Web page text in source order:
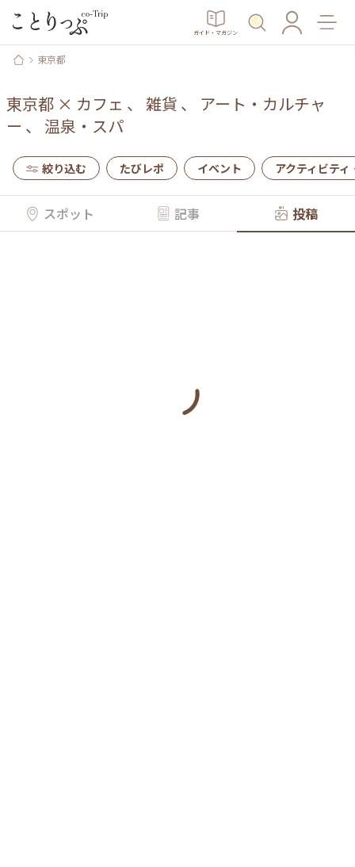
ガイド・マガジン
東京都
東京都 × カフェ 、 雑貨 、 アート・カルチャ
ー 、 温泉・スパ
絞り込む たびレポ イベント アクティビティ
スポット 記事 投稿